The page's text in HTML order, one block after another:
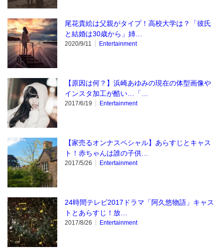
尾花貴絵は父親がタイプ！高校大学は？「彼氏
と結婚は30歳から」姉…
2020/9/11 Entertainment
【原因は何？】浜崎あゆみの現在の体型画像や
インスタ加工が酷い…「…
2017/6/19 Entertainment
【家売るオンナスペシャル】あらすじとキャス
ト！赤ちゃんは誰の子供…
2017/5/26 Entertainment
24時間テレビ2017ドラマ「阿久悠物語」キャス
トとあらすじ！放…
2017/8/26 Entertainment